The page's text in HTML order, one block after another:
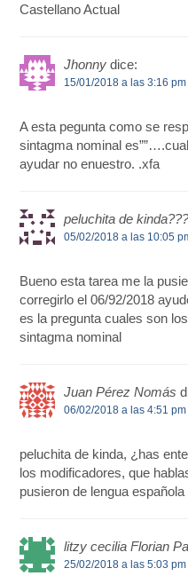
Castellano Actual
Jhonny dice:
15/01/2018 a las 3:16 pm
A esta pegunta como se
sintagma nominal
ayudar no enuestro. .xfa
peluchita de
05/02/2018 a las 10:05
Bueno esta tarea me la
corregirlo el 06/92/2018
es la pregunta cuales son
sintagma nominal
Juan Pérez Nomás
06/02/2018 a las 4:51 pm
peluchita de kinda, ¿has
los modificadores, que
pusieron de lengua
litzy cecilia Florian
25/02/2018 a las 5:03 pm